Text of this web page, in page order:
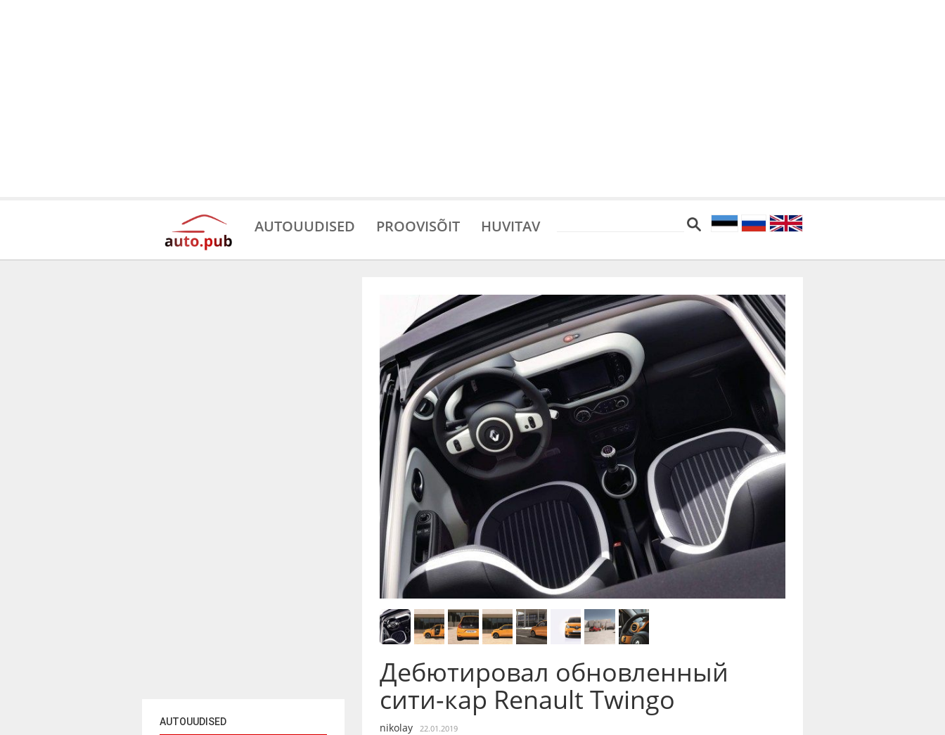
AUTOUUDISED PROOVISÕIT HUVITAV
AUTOUUDISED
Дебютировал обновленный
сити-кар Renault Twingo
nikolay 22.01.2019